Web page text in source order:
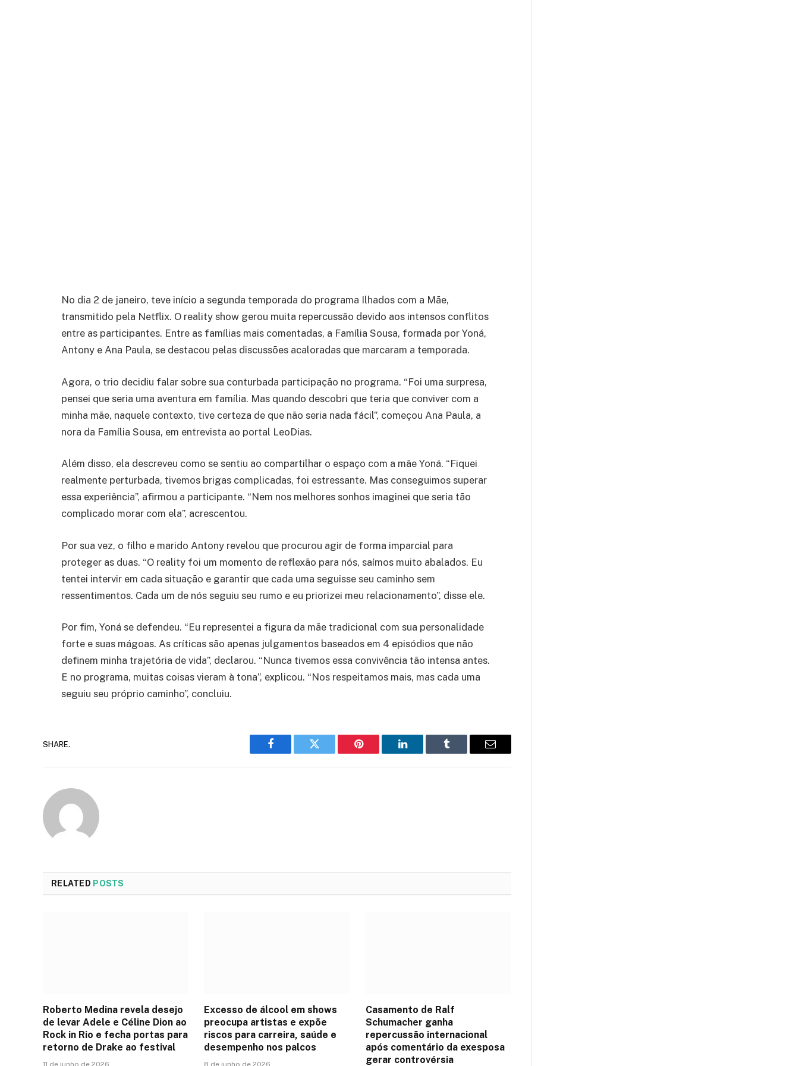
No dia 2 de janeiro, teve início a segunda temporada do programa Ilhados com a Mãe,
transmitido pela Netflix. O reality show gerou muita repercussão devido aos intensos conflitos
entre as participantes. Entre as famílias mais comentadas, a Família Sousa, formada por Yoná,
Antony e Ana Paula, se destacou pelas discussões acaloradas que marcaram a temporada.
Agora, o trio decidiu falar sobre sua conturbada participação no programa. “Foi uma surpresa,
pensei que seria uma aventura em família. Mas quando descobri que teria que conviver com a
minha mãe, naquele contexto, tive certeza de que não seria nada fácil”, começou Ana Paula, a
nora da Família Sousa, em entrevista ao portal LeoDias.
Além disso, ela descreveu como se sentiu ao compartilhar o espaço com a mãe Yoná. “Fiquei
realmente perturbada, tivemos brigas complicadas, foi estressante. Mas conseguimos superar
essa experiência”, afirmou a participante. “Nem nos melhores sonhos imaginei que seria tão
complicado morar com ela”, acrescentou.
Por sua vez, o filho e marido Antony revelou que procurou agir de forma imparcial para
proteger as duas. “O reality foi um momento de reflexão para nós, saímos muito abalados. Eu
tentei intervir em cada situação e garantir que cada uma seguisse seu caminho sem
ressentimentos. Cada um de nós seguiu seu rumo e eu priorizei meu relacionamento”, disse ele.
Por fim, Yoná se defendeu. “Eu representei a figura da mãe tradicional com sua personalidade
forte e suas mágoas. As críticas são apenas julgamentos baseados em 4 episódios que não
definem minha trajetória de vida”, declarou. “Nunca tivemos essa convivência tão intensa antes.
E no programa, muitas coisas vieram à tona”, explicou. “Nos respeitamos mais, mas cada uma
seguiu seu próprio caminho”, concluiu.
SHARE.
Facebook Twitter Pinterest LinkedIn Tumblr Email
RELATED POSTS
Roberto Medina revela desejo
de levar Adele e Céline Dion ao
Rock in Rio e fecha portas para
retorno de Drake ao festival
Excesso de álcool em shows
preocupa artistas e expõe
riscos para carreira, saúde e
desempenho nos palcos
Casamento de Ralf
Schumacher ganha
repercussão internacional
após comentário da exesposa
gerar controvérsia